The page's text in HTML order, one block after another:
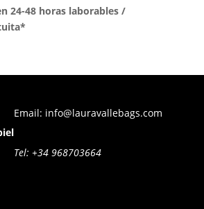
24-48 horas laborables /
Email: info@lauravallebags.com
Tel: +34 968703664